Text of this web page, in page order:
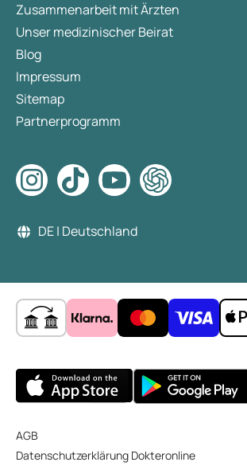
Zusammenarbeit mit Ärzten
Unser medizinischer Beirat
Blog
Impressum
Sitemap
Partnerprogramm
DE | Deutschland
AGB
Datenschutzerklärung Dokteronline